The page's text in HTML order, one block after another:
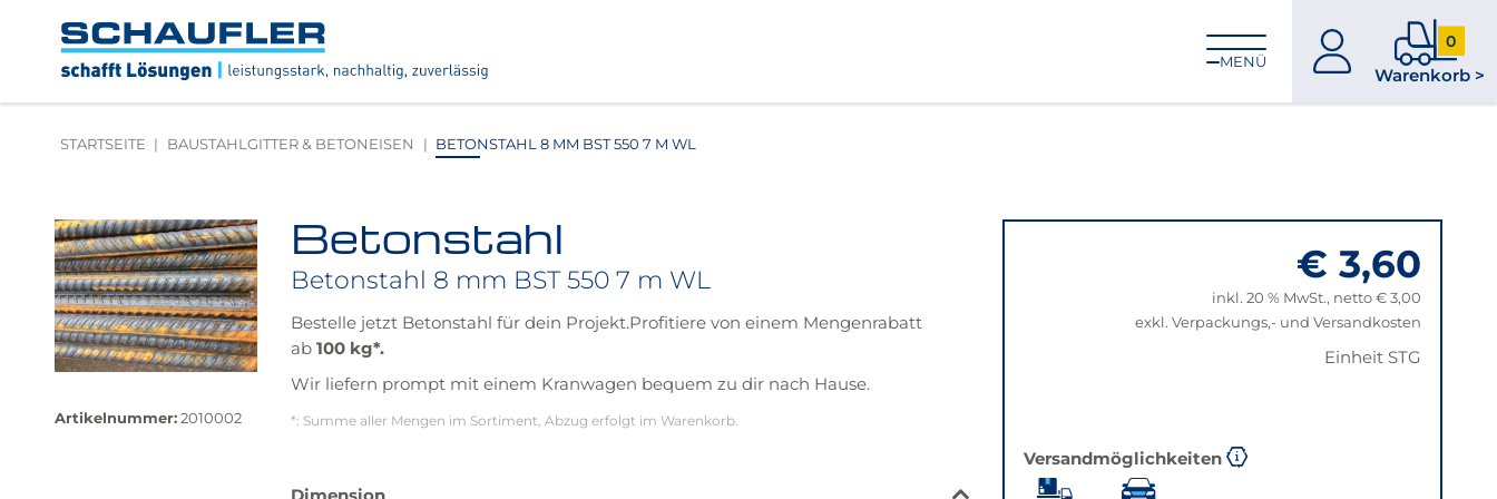
Hauptnavigation
Footernavigation
Logo
verlinkt
zur
MENÜ
zum
0
Warenkorb >
0
im
STARTSEITE BAUSTAHLGITTER & BETONEISEN BETONSTAHL 8 MM BST 550 7 M WL
Produktbilder
überspringen
Bildversion
Artikelnummer:2010002
Betonstahl
Betonstahl 8 mm BST 550 7 m WL
Bestelle jetzt Betonstahl für dein Projekt.Profitiere von einem Mengenrabatt
ab100 kg*.
Wir liefern prompt mit einem Kranwagen bequem zu dir nach Hause.
*: Summe aller Mengen im Sortiment, Abzug erfolgt im Warenkorb.
Das
Dimension
€ 3,60
inkl. 20 % MwSt., netto € 3,00
exkl. Verpackungs,- und Versandkosten
Einheit STG
Versandmöglichkeiten